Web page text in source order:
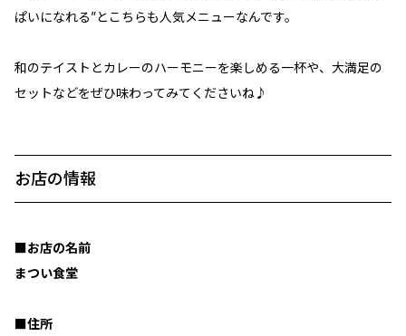
ぱいになれる”とこちらも人気メニューなんです。
和のテイストとカレーのハーモニーを楽しめる一杯や、大満足の
セットなどをぜひ味わってみてくださいね♪
お店の情報
■お店の名前
まつい食堂
■住所